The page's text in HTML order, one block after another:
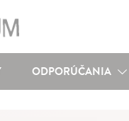
ODPORÚČANIA